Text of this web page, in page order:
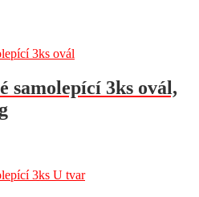
samolepící 3ks ovál,